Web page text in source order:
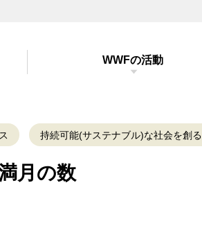
WWFの活動
持続可能(サステナブル)な社会を創る
月の数